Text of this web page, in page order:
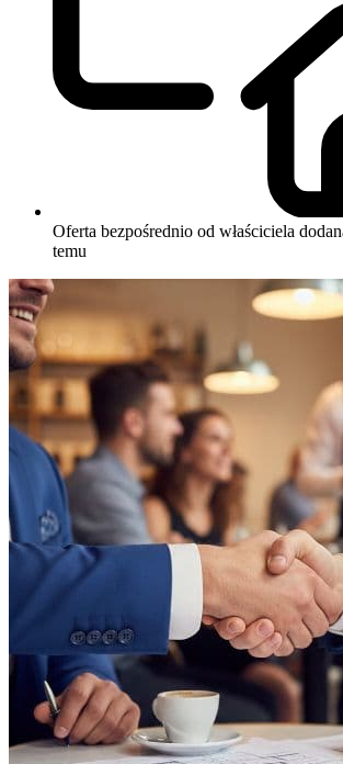
Oferta bezpośrednio od właściciela
temu